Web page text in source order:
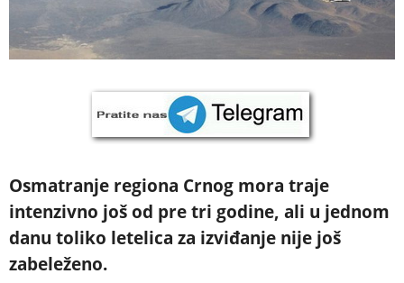
Osmatranje regiona Crnog mora traje
intenzivno još od pre tri godine, ali u jednom
danu toliko letelica za izviđanje nije još
zabeleženo.